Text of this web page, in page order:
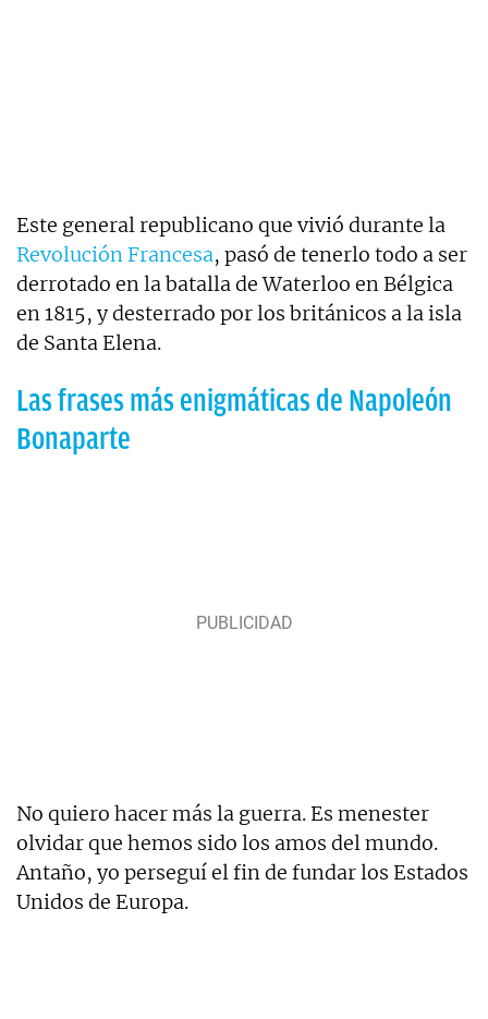
Este general republicano que vivió durante la
Revolución Francesa, pasó de tenerlo todo a ser
derrotado en la batalla de Waterloo en Bélgica
en 1815, y desterrado por los británicos a la isla
de Santa Elena.
Las frases más enigmáticas de Napoleón
Bonaparte
No quiero hacer más la guerra. Es menester
olvidar que hemos sido los amos del mundo.
Antaño, yo perseguí el fin de fundar los Estados
Unidos de Europa.